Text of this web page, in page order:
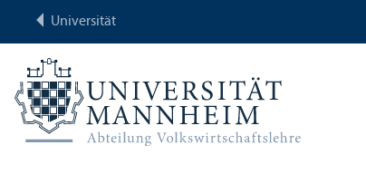
Universität